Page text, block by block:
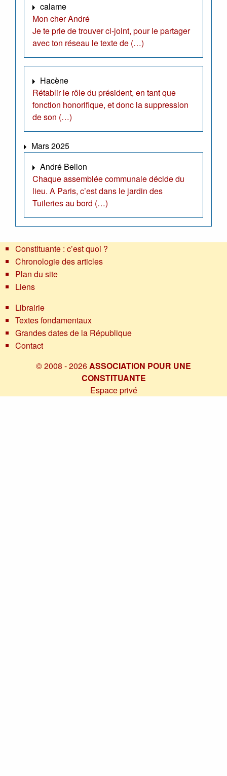
calame
Mon cher André
Je te prie de trouver ci-joint, pour le partager
avec ton réseau le texte de (…)
Hacène
Rétablir le rôle du président, en tant que
fonction honorifique, et donc la suppression
de son (…)
Mars 2025
André Bellon
Chaque assemblée communale décide du
lieu. A Paris, c’est dans le jardin des
Tuileries au bord (…)
Constituante : c’est quoi ?
Chronologie des articles
Plan du site
Liens
Librairie
Textes fondamentaux
Grandes dates de la République
Contact
© 2008 - 2026ASSOCIATION POUR UNE
CONSTITUANTE
Espace privé